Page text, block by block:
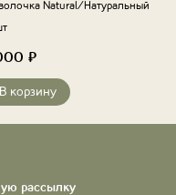
Natural/Натуральный
₽
В корзину
рассылку